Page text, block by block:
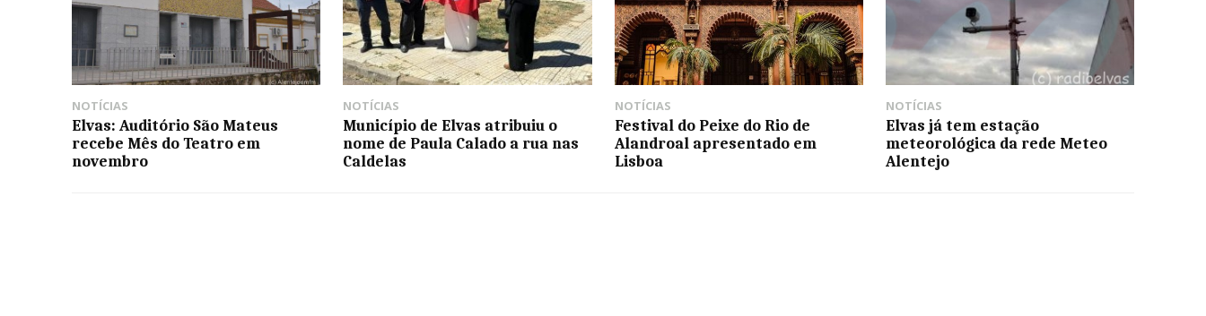
NOTÍCIAS
Elvas: Auditório São Mateus
recebe Mês do Teatro em
novembro
NOTÍCIAS
Município de Elvas atribuiu o
nome de Paula Calado a rua nas
Caldelas
NOTÍCIAS
Festival do Peixe do Rio de
Alandroal apresentado em
Lisboa
NOTÍCIAS
Elvas já tem estação
meteorológica da rede Meteo
Alentejo